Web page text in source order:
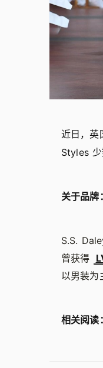
近日，
Styles 少
关于品牌：
S.S.
曾获得
以男装
相关阅读：